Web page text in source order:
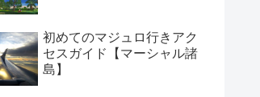
初めてのマジュロ行きアク
セスガイド【マーシャル諸
島】